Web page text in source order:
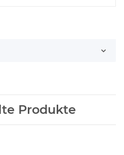
Produkte